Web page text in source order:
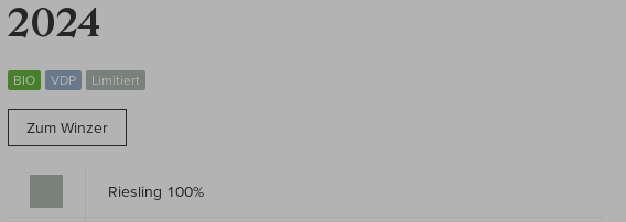
2024
BIO VDP Limitiert
Zum Winzer
Riesling 100%